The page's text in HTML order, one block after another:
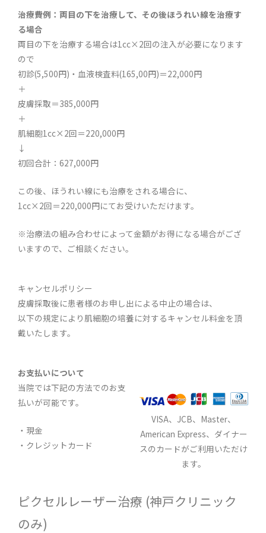
治療費例：両目の下を治療して、その後ほうれい線を治療す
る場合
両目の下を治療する場合は1cc×2回の注入が必要になります
ので
初診(5,500円)・血液検査料(165,00円)＝22,000円
＋
皮膚採取＝385,000円
＋
肌細胞1cc×2回＝220,000円
↓
初回合計：627,000円
この後、ほうれい線にも治療をされる場合に、
1cc×2回＝220,000円にてお受けいただけます。
※治療法の組み合わせによって金額がお得になる場合がござ
いますので、ご相談ください。
キャンセルポリシー
皮膚採取後に患者様のお申し出による中止の場合は、
以下の規定により肌細胞の培養に対するキャンセル料金を頂
戴いたします。
お支払いについて
当院では下記の方法でのお支
払いが可能です。
・現金
・クレジットカード
VISA、JCB、Master、
American Express、ダイナー
スのカードがご利用いただけ
ます。
ピクセルレーザー治療 (神戸クリニック
のみ)